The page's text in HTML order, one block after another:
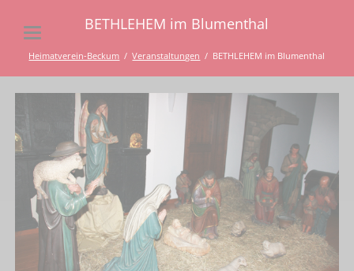
BETHLEHEM im Blumenthal
Heimatverein-Beckum Veranstaltungen BETHLEHEM im Blumenthal